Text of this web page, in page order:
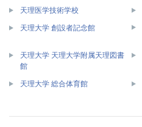
天理医学技術学校
天理大学 創設者記念館
天理大学 天理大学附属天理図書
館
天理大学 総合体育館